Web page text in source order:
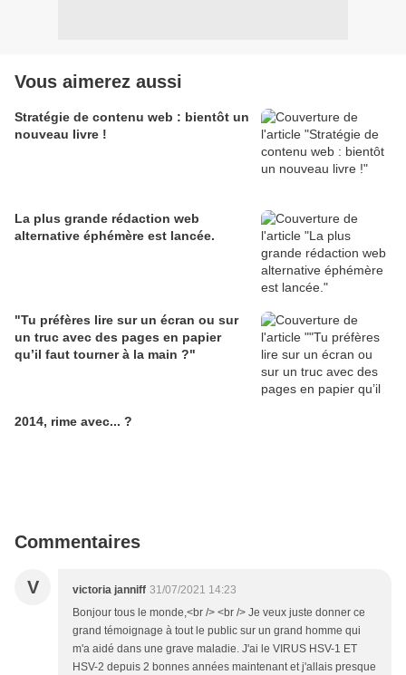
Vous aimerez aussi
Stratégie de contenu web : bientôt un
nouveau livre !
La plus grande rédaction web
alternative éphémère est lancée.
"Tu préfères lire sur un écran ou sur
un truc avec des pages en papier
qu’il faut tourner à la main ?"
2014, rime avec... ?
Commentaires
V victoria janniff 31/07/2021 14:23
Bonjour tous le monde,<br /> <br /> Je veux juste donner ce
grand témoignage à tout le public sur un grand homme qui
m'a aidé dans une grave maladie. J'ai le VIRUS HSV-1 ET
HSV-2 depuis 2 bonnes années maintenant et j'allais presque